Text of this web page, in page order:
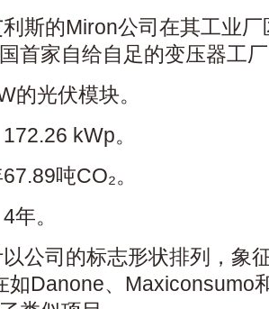
斯的Miron公司在其工业
首家自给自足的变压器工
的光伏模块。
kWp。
吨CO₂。
年。
公司的标志形状排列，象
如Danone、Maxiconsumo